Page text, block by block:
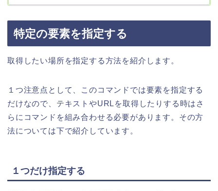
特定の要素を指定する
取得したい場所を指定する方法を紹介します。
１つ注意点として、このコマンドでは要素を指定する
だけなので、テキストやURLを取得したりする時はさ
らにコマンドを組み合わせる必要があります。その方
法については下で紹介しています。
１つだけ指定する